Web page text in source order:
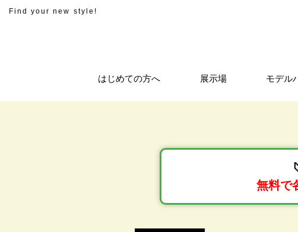
Find your new style!
はじめての方へ 展示場 モデル
無料で